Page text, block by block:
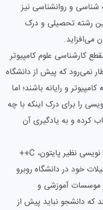
شناسی و روانشناسی نیز
رشته تحصیلی و درک
می‌افزاید.
کارشناسی علوم کامپیوتر
نمی‌رود که پیش از دانشگاه
و رایانه باشند؛ اما
را برای درک اینکه با چه
کرده و به یادگیری آن
در اغلب موارد شما با زبان‌های برنامه نویسی نظیر پایتون، C++
خود در دانشگاه روبرو
موسسات آموزشی و
که دانشجو نباید پیش از